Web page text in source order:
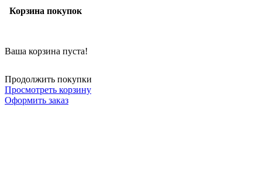
Корзина покупок
Ваша корзина пуста!
Продолжить покупки
Просмотреть корзину
Оформить заказ